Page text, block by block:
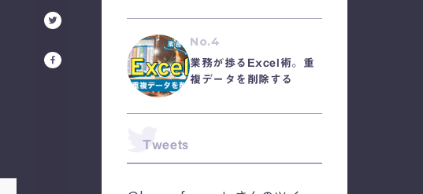
No.4
業務が捗るExcel術。重
複データを削除する
Tweets